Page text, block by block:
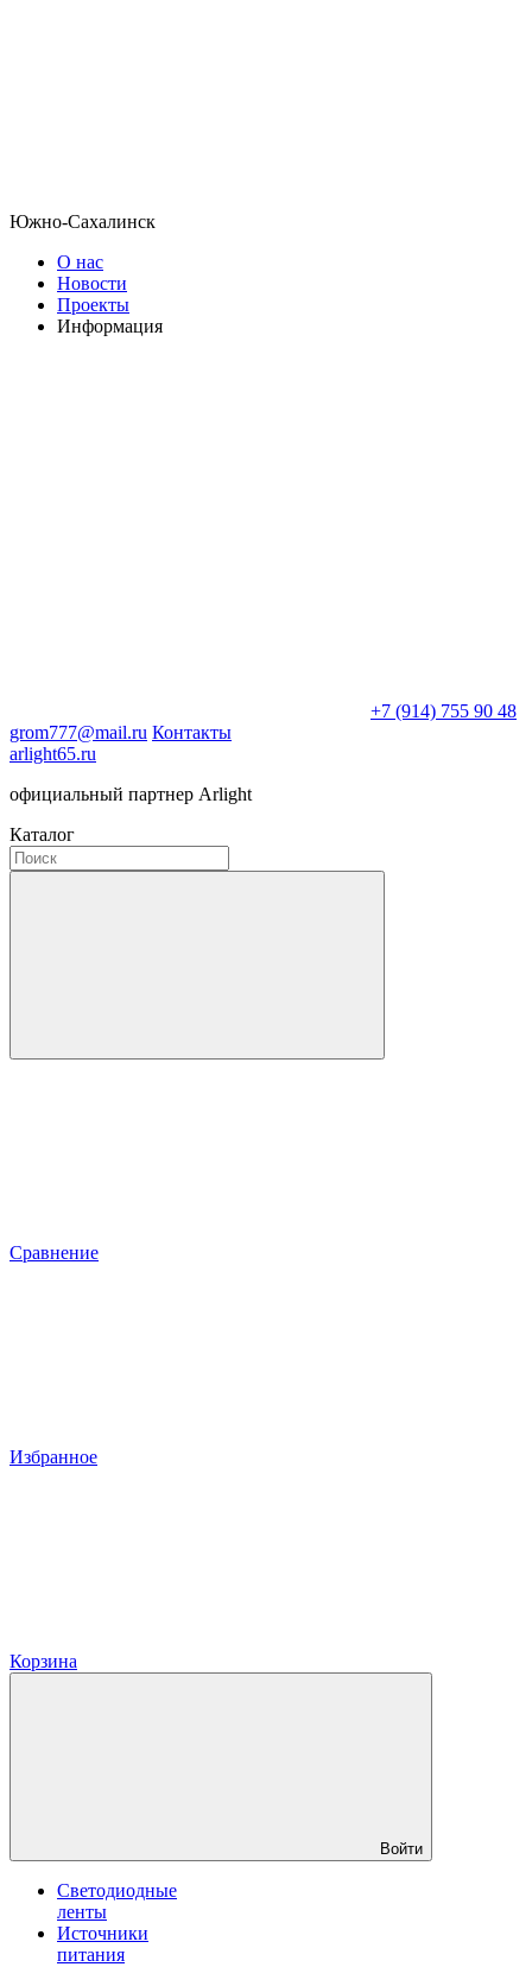
Южно-Сахалинск
О нас
Новости
Проекты
Информация
+7 (914) 755 90 48
grom777@mail.ru Контакты
arlight65.ru
официальный партнер Arlight
Каталог
Сравнение
Избранное
Корзина
Войти
Светодиодные
ленты
Источники
питания